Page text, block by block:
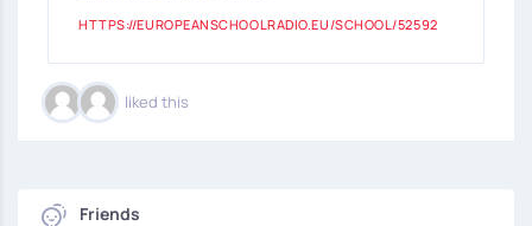
HTTPS://EUROPEANSCHOOLRADIO.EU/SCHOOL/52592
liked this
Friends